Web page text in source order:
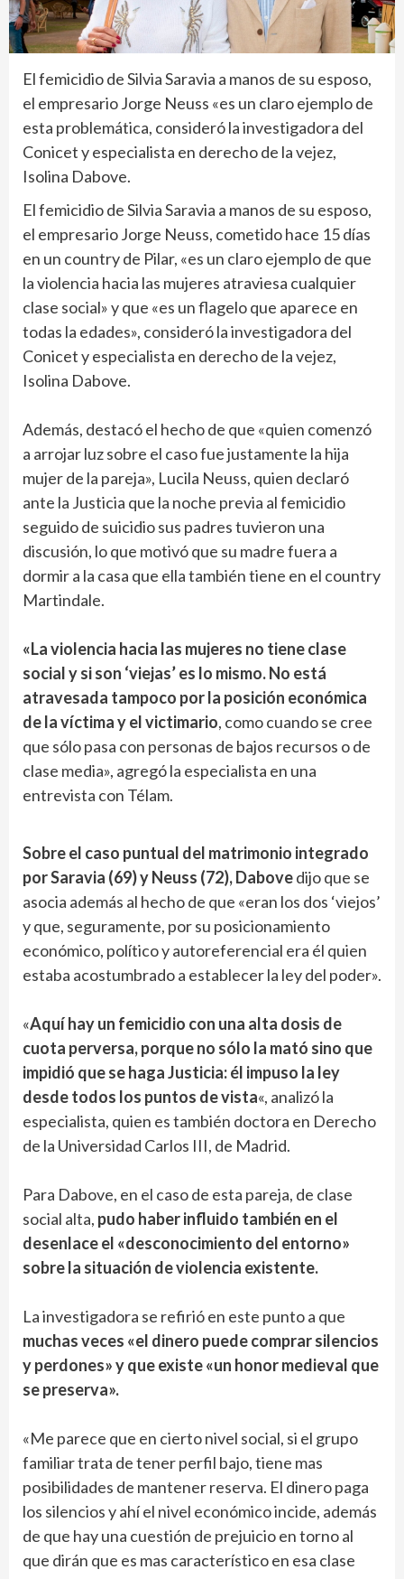
El femicidio de Silvia Saravia a manos de su esposo,
el empresario Jorge Neuss «es un claro ejemplo de
esta problemática, consideró la investigadora del
Conicet y especialista en derecho de la vejez,
Isolina Dabove.
El femicidio de Silvia Saravia a manos de su esposo,
el empresario Jorge Neuss, cometido hace 15 días
en un country de Pilar, «es un claro ejemplo de que
la violencia hacia las mujeres atraviesa cualquier
clase social» y que «es un flagelo que aparece en
todas la edades», consideró la investigadora del
Conicet y especialista en derecho de la vejez,
Isolina Dabove.
Además, destacó el hecho de que «quien comenzó
a arrojar luz sobre el caso fue justamente la hija
mujer de la pareja», Lucila Neuss, quien declaró
ante la Justicia que la noche previa al femicidio
seguido de suicidio sus padres tuvieron una
discusión, lo que motivó que su madre fuera a
dormir a la casa que ella también tiene en el country
Martindale.
«La violencia hacia las mujeres no tiene clase
social y si son ‘viejas’ es lo mismo.No está
atravesada tampoco por la posición económica
de la víctima y el victimario, como cuando se cree
que sólo pasa con personas de bajos recursos o de
clase media», agregó la especialista en una
entrevista con Télam.
Sobre el caso puntual del matrimonio integrado
por Saravia (69) y Neuss (72), Dabovedijo que se
asocia además al hecho de que «eran los dos ‘viejos’
y que, seguramente, por su posicionamiento
económico, político y autoreferencial era él quien
estaba acostumbrado a establecer la ley del poder».
«Aquí hay un femicidio con una alta dosis de
cuota perversa, porque no sólo la mató sino que
impidió que se haga Justicia: él impuso la ley
desde todos los puntos de vista«, analizó la
especialista, quien es también doctora en Derecho
de la Universidad Carlos III, de Madrid.
Para Dabove, en el caso de esta pareja, de clase
social alta, pudo haber influido también en el
desenlace el «desconocimiento del entorno»
sobre la situación de violencia existente.
La investigadora se refirió en este punto a que
muchas veces «el dinero puede comprar silencios
y perdones» y que existe «un honor medieval que
se preserva».
«Me parece que en cierto nivel social, si el grupo
familiar trata de tener perfil bajo, tiene mas
posibilidades de mantener reserva. El dinero paga
los silencios y ahí el nivel económico incide, además
de que hay una cuestión de prejuicio en torno al
que dirán que es mas característico en esa clase